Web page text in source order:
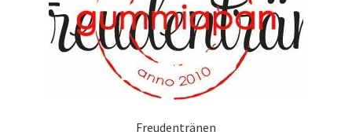
Freudentränen